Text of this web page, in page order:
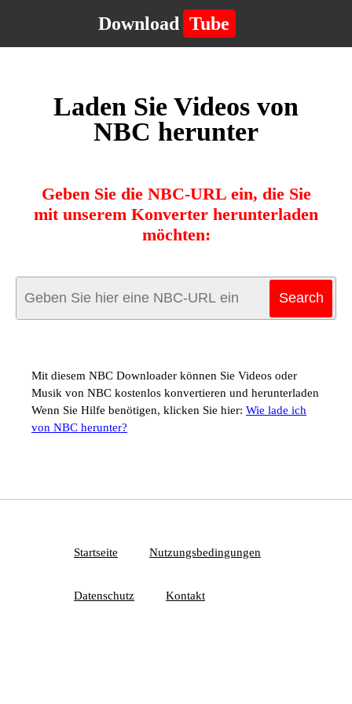
Download Tube
Laden Sie Videos von
NBC herunter
Geben Sie die NBC-URL ein, die Sie
mit unserem Konverter herunterladen
möchten:
Mit diesem NBC Downloader können Sie Videos oder
Musik von NBC kostenlos konvertieren und herunterladen
Wenn Sie Hilfe benötigen, klicken Sie hier: Wie lade ich
von NBC herunter?
Startseite Nutzungsbedingungen
Datenschutz Kontakt